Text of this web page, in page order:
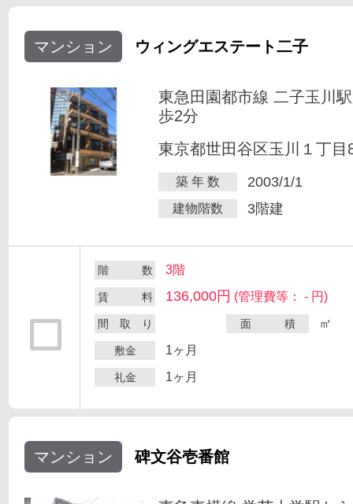
マンション ウィングエステート二子
東急田園都市線 二子玉川
歩2分
東京都世田谷区玉川１丁目
築 年 数 2003/1/1
建物階数 3階建
階 数 3階
賃 料 136,000円 (管理費等： - 円)
間 取 り 面 積 ㎡
敷金 1ヶ月
礼金 1ヶ月
マンション 碑文谷壱番館